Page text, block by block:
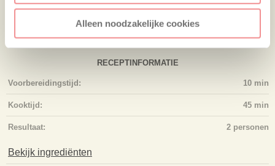
Alleen noodzakelijke cookies
Je moet ingelogd zijn om een beoordeling achter te laten.
RECEPTINFORMATIE
Voorbereidingstijd: 10 min
Kooktijd: 45 min
Resultaat: 2 personen
Bekijk ingrediënten